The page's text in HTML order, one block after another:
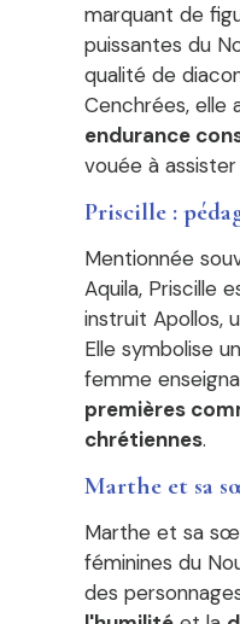
marquant de
puissantes du
qualité de
Cenchrées, elle
endurance
vouée à assister
Priscille :
Mentionnée
Aquila, Priscille
instruit Apollos,
Elle symbolise
femme
premières
chrétiennes.
Marthe et sa
Marthe et sa
féminines du
des